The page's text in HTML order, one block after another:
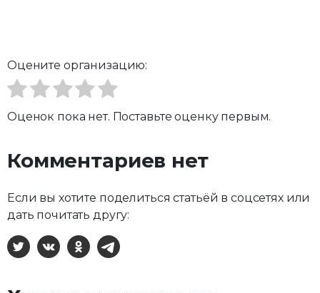
Оцените организацию:
Оценок пока нет. Поставьте оценку первым.
Комментариев нет
Если вы хотите поделиться статьёй в соцсетях или
дать почитать другу:
X ВКонтактеОдноклассники
Telegram